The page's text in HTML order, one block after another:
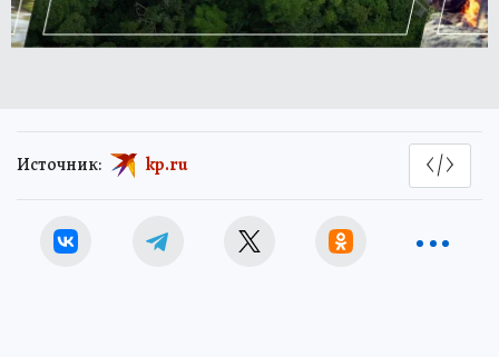
Источник: kp.ru